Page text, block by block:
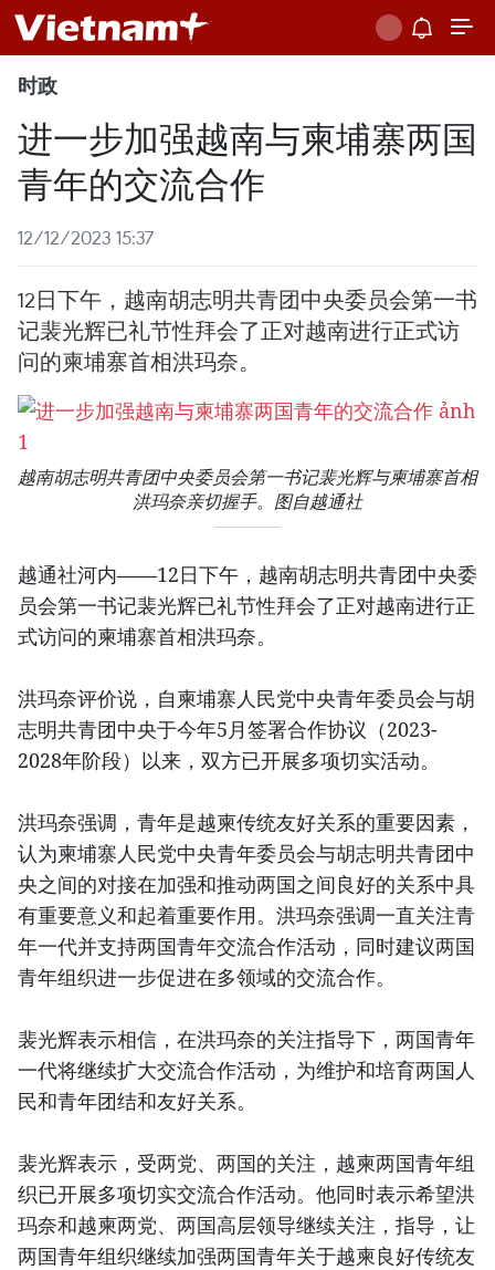
时政
进一步加强越南与柬埔寨两国
青年的交流合作
12/12/2023 15:37
12日下午，越南胡志明共青团中央委员会第一书
记裴光辉已礼节性拜会了正对越南进行正式访
问的柬埔寨首相洪玛奈。
越南胡志明共青团中央委员会第一书记裴光辉与柬埔寨首相
洪玛奈亲切握手。图自越通社
越通社河内——12日下午，越南胡志明共青团中央委
员会第一书记裴光辉已礼节性拜会了正对越南进行正
式访问的柬埔寨首相洪玛奈。
洪玛奈评价说，自柬埔寨人民党中央青年委员会与胡
志明共青团中央于今年5月签署合作协议（2023-
2028年阶段）以来，双方已开展多项切实活动。
洪玛奈强调，青年是越柬传统友好关系的重要因素，
认为柬埔寨人民党中央青年委员会与胡志明共青团中
央之间的对接在加强和推动两国之间良好的关系中具
有重要意义和起着重要作用。洪玛奈强调一直关注青
年一代并支持两国青年交流合作活动，同时建议两国
青年组织进一步促进在多领域的交流合作。
裴光辉表示相信，在洪玛奈的关注指导下，两国青年
一代将继续扩大交流合作活动，为维护和培育两国人
民和青年团结和友好关系。
裴光辉表示，受两党、两国的关注，越柬两国青年组
织已开展多项切实交流合作活动。他同时表示希望洪
玛奈和越柬两党、两国高层领导继续关注，指导，让
两国青年组织继续加强两国青年关于越柬良好传统友